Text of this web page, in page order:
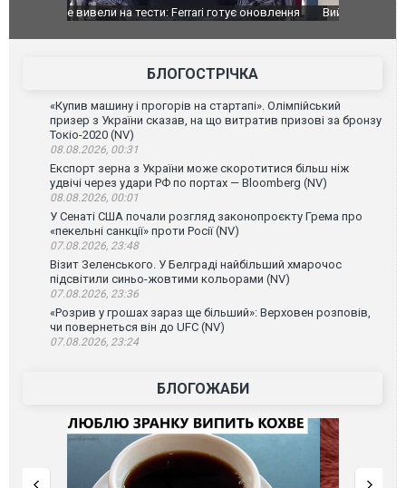
Вийшов трейлер нової екранізації легендарного
БЛОГОСТРІЧКА
«Купив машину і прогорів на стартапі». Олімпійський
призер з України сказав, на що витратив призові за бронзу
Токіо-2020 (NV)
08.08.2026, 00:31
Експорт зерна з України може скоротитися більш ніж
удвічі через удари РФ по портах — Bloomberg (NV)
08.08.2026, 00:01
У Сенаті США почали розгляд законопроєкту Грема про
«пекельні санкції» проти Росії (NV)
07.08.2026, 23:48
Візит Зеленського. У Белграді найбільший хмарочос
підсвітили синьо-жовтими кольорами (NV)
07.08.2026, 23:36
«Розрив у грошах зараз ще більший»: Верховен розповів,
чи повернеться він до UFC (NV)
07.08.2026, 23:24
БЛОГОЖАБИ